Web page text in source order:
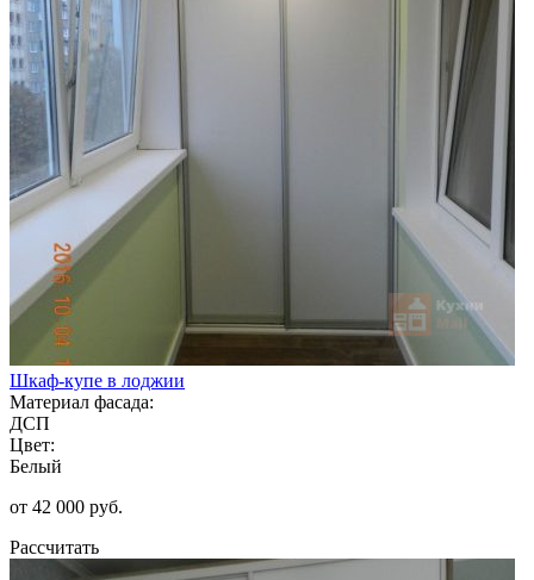
Шкаф-купе в лоджии
Материал фасада:
ДСП
Цвет:
Белый
от 42 000 руб.
Рассчитать